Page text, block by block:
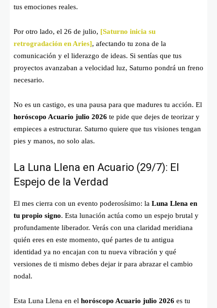
tus emociones reales.
Por otro lado, el 26 de julio, [Saturno inicia su
retrogradación en Aries], afectando tu zona de la
comunicación y el liderazgo de ideas. Si sentías que tus
proyectos avanzaban a velocidad luz, Saturno pondrá un freno
necesario.
No es un castigo, es una pausa para que madures tu acción. El
horóscopo Acuario julio 2026 te pide que dejes de teorizar y
empieces a estructurar. Saturno quiere que tus visiones tengan
pies y manos, no solo alas.
La Luna Llena en Acuario (29/7): El
Espejo de la Verdad
El mes cierra con un evento poderosísimo: la Luna Llena en
tu propio signo. Esta lunación actúa como un espejo brutal y
profundamente liberador. Verás con una claridad meridiana
quién eres en este momento, qué partes de tu antigua
identidad ya no encajan con tu nueva vibración y qué
versiones de ti mismo debes dejar ir para abrazar el cambio
nodal.
Esta Luna Llena en el horóscopo Acuario julio 2026 es tu